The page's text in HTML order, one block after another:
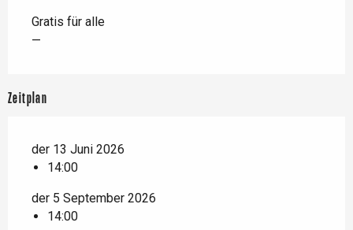
Gratis für alle
—
Zeitplan
der 13 Juni 2026
14:00
der 5 September 2026
14:00